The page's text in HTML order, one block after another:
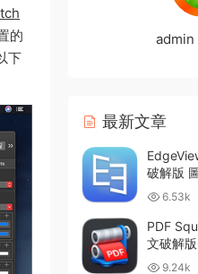
的
下
admin
最新文章
破解版
6.53k
PDF
文破解
9.24k